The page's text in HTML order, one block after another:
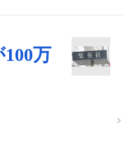
万